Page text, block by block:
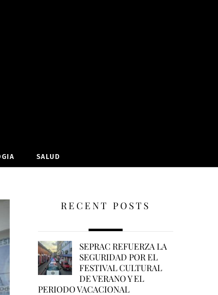
SALUD
RECENT POSTS
SEPRAC REFUERZA LA
SEGURIDAD POR EL
FESTIVAL CULTURAL
DE VERANO Y EL
PERIODO VACACIONAL